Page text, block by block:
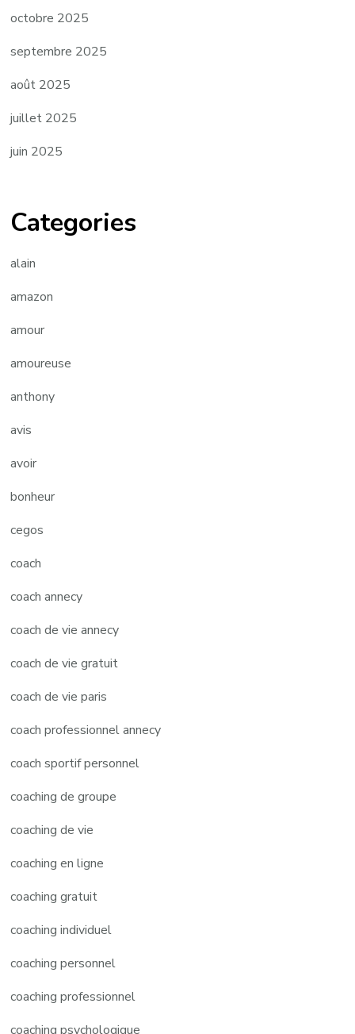
octobre 2025
septembre 2025
août 2025
juillet 2025
juin 2025
Categories
alain
amazon
amour
amoureuse
anthony
avis
avoir
bonheur
cegos
coach
coach annecy
coach de vie annecy
coach de vie gratuit
coach de vie paris
coach professionnel annecy
coach sportif personnel
coaching de groupe
coaching de vie
coaching en ligne
coaching gratuit
coaching individuel
coaching personnel
coaching professionnel
coaching psychologique